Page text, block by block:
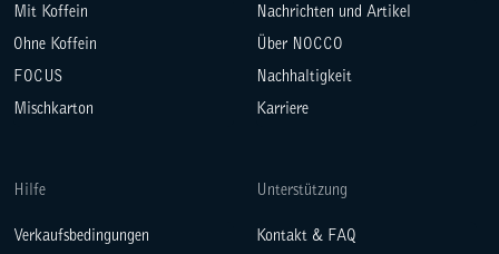
Mit Koffein
Ohne Koffein
FOCUS
Mischkarton
Nachrichten und Artikel
Über NOCCO
Nachhaltigkeit
Karriere
Hilfe
Verkaufsbedingungen
Unterstützung
Kontakt & FAQ